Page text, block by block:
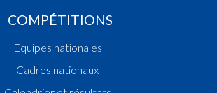
COMPÉTITIONS
Equipes nationales
Cadres nationaux